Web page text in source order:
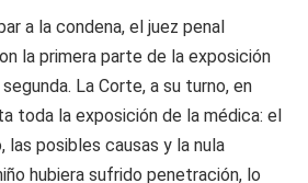
a la condena, el juez penal
la primera parte de la exposición
La Corte, a su turno, en
toda la exposición de la médica: el
las posibles causas y la nula
hubiera sufrido penetración, lo